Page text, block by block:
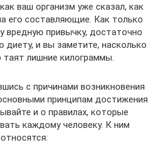
ваш организм уже сказал, как
его составляющие. Как только
вредную привычку, достаточно
диету, и вы заметите, насколько
лишние килограммы.
с причинами возникновения
принципам достижения
и о правилах, которые
каждому человеку. К ним
относятся: